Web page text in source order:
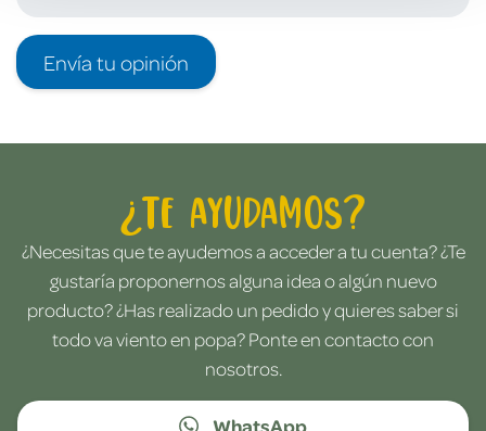
Envía tu opinión
¿Te ayudamos?
¿Necesitas que te ayudemos a acceder a tu cuenta? ¿Te
gustaría proponernos alguna idea o algún nuevo
producto? ¿Has realizado un pedido y quieres saber si
todo va viento en popa? Ponte en contacto con
nosotros.
WhatsApp